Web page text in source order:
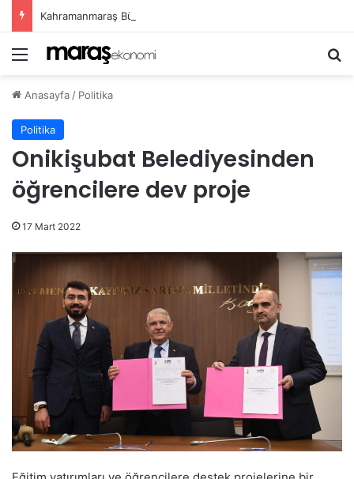
Menü
Anasayfa / Politika
Politika
Onikişubat Belediyesinden
öğrencilere dev proje
17 Mart 2022